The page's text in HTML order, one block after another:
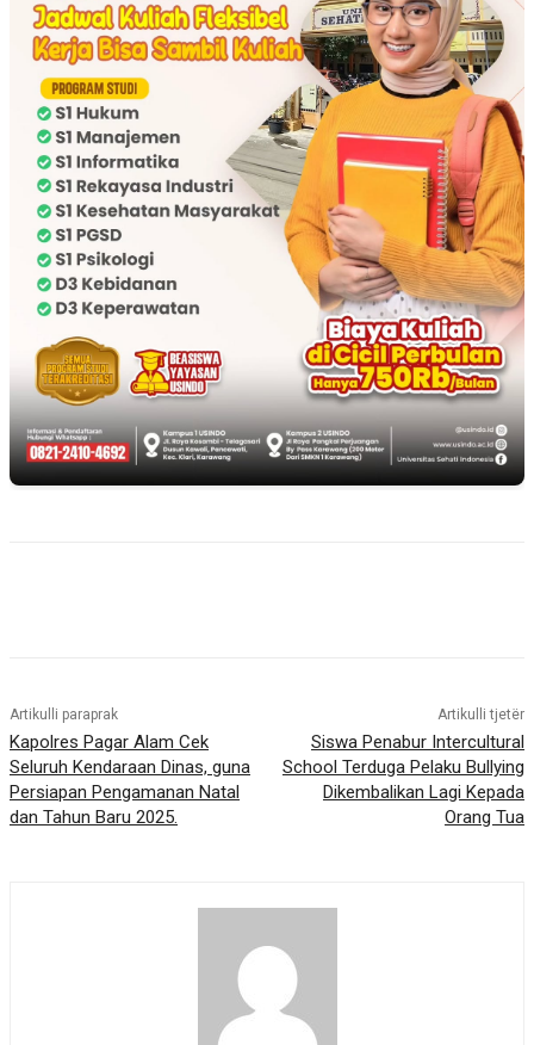
Artikulli paraprak
Kapolres Pagar Alam Cek
Seluruh Kendaraan Dinas, guna
Persiapan Pengamanan Natal
dan Tahun Baru 2025.
Artikulli tjetër
Siswa Penabur Intercultural
School Terduga Pelaku Bullying
Dikembalikan Lagi Kepada
Orang Tua